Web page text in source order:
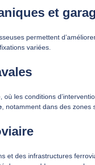
et
permettent
variées.
où les conditions
, notamment dans des
et des infrastructures